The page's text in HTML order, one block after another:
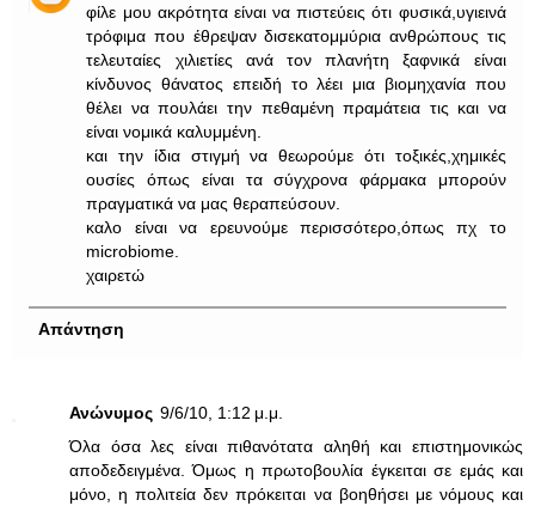
φίλε μου ακρότητα είναι να πιστεύεις ότι φυσικά,υγιεινά
τρόφιμα που έθρεψαν δισεκατομμύρια ανθρώπους τις
τελευταίες χιλιετίες ανά τον πλανήτη ξαφνικά είναι
κίνδυνος θάνατος επειδή το λέει μια βιομηχανία που
θέλει να πουλάει την πεθαμένη πραμάτεια τις και να
είναι νομικά καλυμμένη.
και την ίδια στιγμή να θεωρούμε ότι τοξικές,χημικές
ουσίες όπως είναι τα σύγχρονα φάρμακα μπορούν
πραγματικά να μας θεραπεύσουν.
καλο είναι να ερευνούμε περισσότερο,όπως πχ το
microbiome.
χαιρετώ
Απάντηση
Ανώνυμος 9/6/10, 1:12 μ.μ.
Όλα όσα λες είναι πιθανότατα αληθή και επιστημονικώς
αποδεδειγμένα. Όμως η πρωτοβουλία έγκειται σε εμάς και
μόνο, η πολιτεία δεν πρόκειται να βοηθήσει με νόμους και